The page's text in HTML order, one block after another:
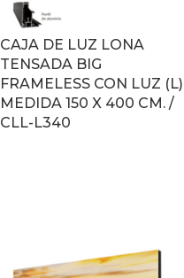
CAJA DE LUZ LONA
TENSADA BIG
FRAMELESS CON LUZ (L)
MEDIDA 150 X 400 CM. /
CLL-L340